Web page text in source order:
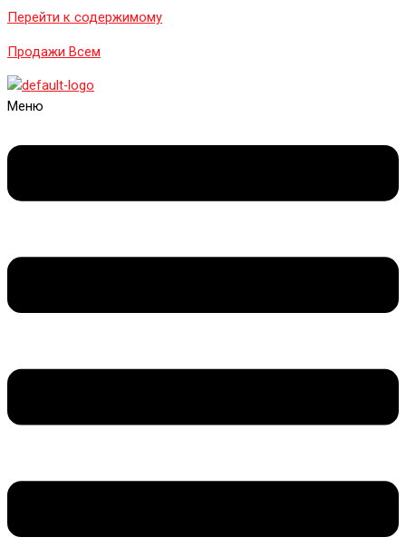
Перейти к содержимому
Продажи Всем
Меню